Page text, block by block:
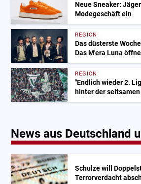
Neue Sneaker:
Modegeschäft ein
REGION
Das düsterste
Das M'era Luna
REGION
"Endlich wieder 2.
hinter der
News aus Deutschland
Schulze will
Terrorverdacht